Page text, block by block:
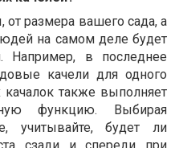
от размера вашего сада, а
на самом деле будет
Например, в последнее
качели для одного
также выполняет
функцию. Выбирая
учитывайте, будет ли